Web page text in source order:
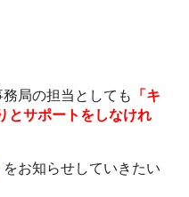
局の担当としても
「キ
とサポートをしなけれ
をお知らせしていきたい